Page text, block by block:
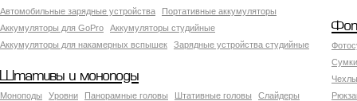
Автомобильные зарядные устройства
Портативные аккумуляторы
Аккумуляторы для GoPro
Аккумуляторы студийные
Аккумуляторы для накамерных вспышек
Зарядные устройства студийные
Штативы и моноподы
Моноподы Уровни Панорамные головы Штативные головы
Слайдеры